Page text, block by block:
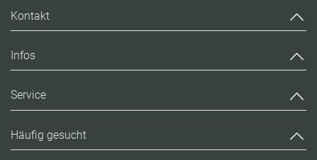
Kontakt
Infos
Service
Häufig gesucht